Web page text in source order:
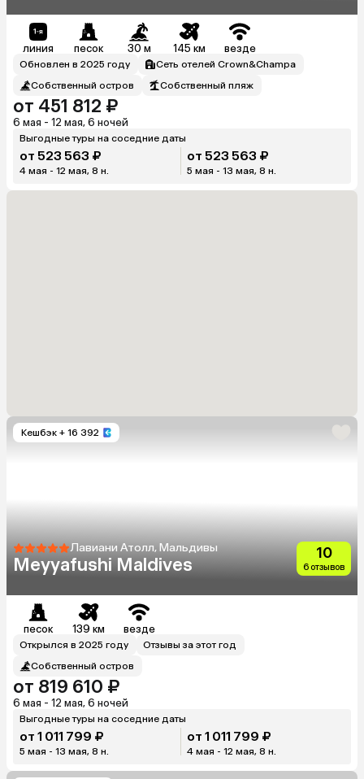
линия песок 30 м 145 км везде
Обновлен в 2025 году
Сеть отелей Crown&Champa
Собственный остров
Собственный пляж
от 451 812 ₽
6 мая - 12 мая, 6 ночей
Выгодные туры на соседние даты
от 523 563 ₽
4 мая - 12 мая, 8 н.
от 523 563 ₽
5 мая - 13 мая, 8 н.
Кешбэк + 16 392
Лавиани Атолл, Мальдивы
Meyyafushi Maldives
10
6 отзывов
песок 139 км везде
Открылся в 2025 году
Отзывы за этот год
Собственный остров
от 819 610 ₽
6 мая - 12 мая, 6 ночей
Выгодные туры на соседние даты
от 1 011 799 ₽
5 мая - 13 мая, 8 н.
от 1 011 799 ₽
4 мая - 12 мая, 8 н.